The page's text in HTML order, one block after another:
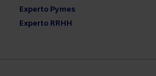
Experto Pymes
Experto RRHH